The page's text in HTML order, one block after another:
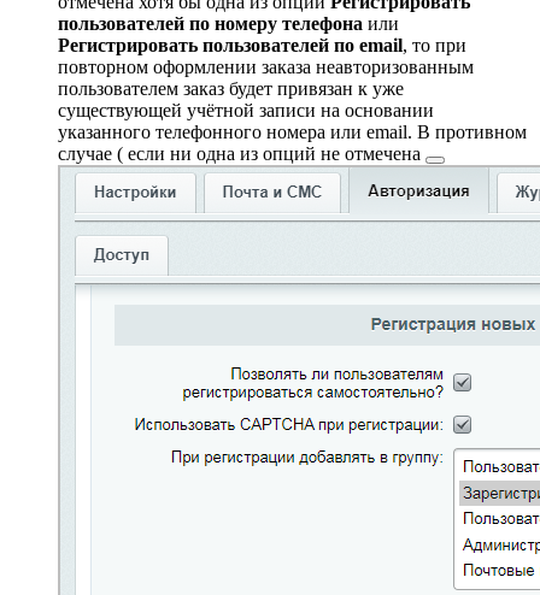
пользователей по номеру телефона или
Регистрировать пользователей по email, то при
повторном оформлении заказа неавторизованным
пользователем заказ будет привязан к уже
существующей учётной записи на основании
указанного телефонного номера или email. В противном
случае ( если ни одна из опций не отмечена